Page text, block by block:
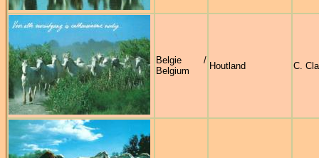
Belgie /
Belgium
Houtland C.